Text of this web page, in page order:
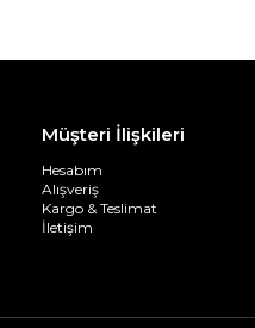
Müşteri İlişkileri
Hesabım
Alışveriş
Kargo & Teslimat
İletişim